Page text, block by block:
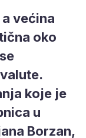
većina
oko
koje je
u
Borzan,